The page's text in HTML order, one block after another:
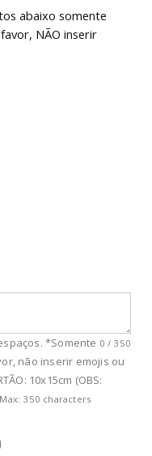
abaixo somente
NÃO inserir
0 / 350
*Somente
não inserir emojis ou
10x15cm (OBS:
Max: 350 characters